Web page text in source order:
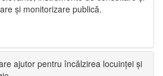
și monitorizare publică.
ajutor pentru încălzirea locuinței și